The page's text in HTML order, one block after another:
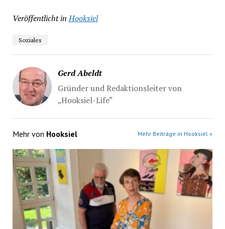
Veröffentlicht in Hooksiel
Soziales
Gerd Abeldt
Gründer und Redaktionsleiter von
„Hooksiel-Life“
Mehr von Hooksiel Mehr Beiträge in Hooksiel »